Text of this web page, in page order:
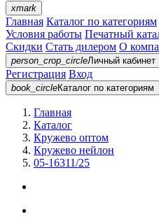
xmark
Главная Каталог по категориям
Условия работы Печатный
Скидки Стать дилером О
person_crop_circleЛичный кабинет
Регистрация Вход
book_circleКаталог по категориям
Главная
Каталог
Кружево оптом
Кружево нейлон
05-16311/25